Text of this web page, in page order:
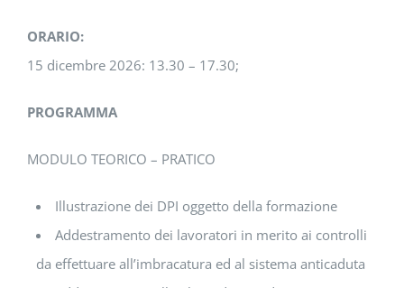
ORARIO:
15 dicembre 2026: 13.30 – 17.30;
PROGRAMMA
MODULO TEORICO – PRATICO
Illustrazione dei DPI oggetto della formazione
Addestramento dei lavoratori in merito ai controlli
da effettuare all’imbracatura ed al sistema anticaduta